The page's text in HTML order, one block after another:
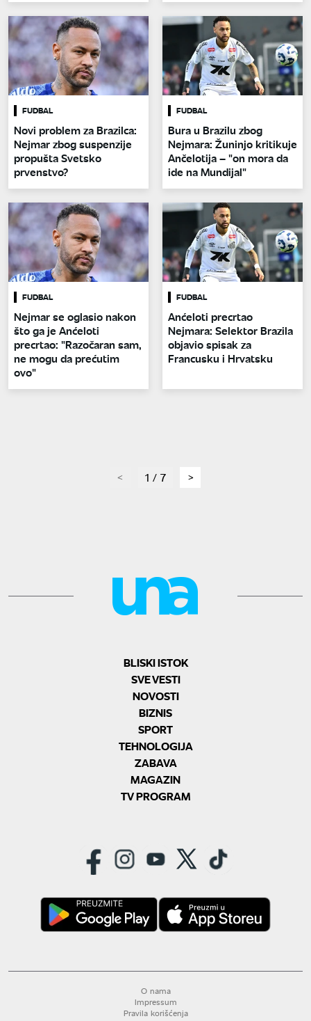
FUDBAL
Novi problem za Brazilca:
Nejmar zbog suspenzije
propušta Svetsko
prvenstvo?
FUDBAL
Bura u Brazilu zbog
Nejmara: Žuninjo kritikuje
Ančelotija – "on mora da
ide na Mundijal"
FUDBAL
Nejmar se oglasio nakon
što ga je Anćeloti
precrtao: "Razočaran sam,
ne mogu da prećutim
ovo"
FUDBAL
Anćeloti precrtao
Nejmara: Selektor Brazila
objavio spisak za
Francusku i Hrvatsku
page1 / 7 page
BLISKI ISTOK
SVE VESTI
NOVOSTI
BIZNIS
SPORT
TEHNOLOGIJA
ZABAVA
MAGAZIN
TV PROGRAM
O nama
Impressum
Pravila korišćenja